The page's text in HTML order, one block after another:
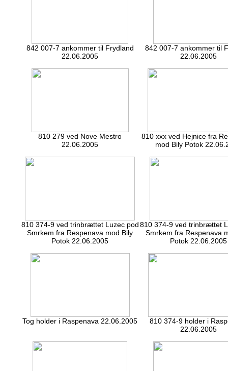
842 007-7 ankommer til Frydland
22.06.2005
842 007-7 ankommer til
22.06.2005
810 279 ved Nove Mestro
22.06.2005
810 xxx ved Hejnice fra
mod Bily Potok
810 374-9 ved trinbrættet Luzec pod
Smrkem fra Respenava mod Bily
Potok 22.06.2005
810 374-9 ved trinbrættet
Smrkem fra Respenava
Potok 22.06.2005
Tog holder i Raspenava 22.06.2005
810 374-9 holder i
22.06.2005